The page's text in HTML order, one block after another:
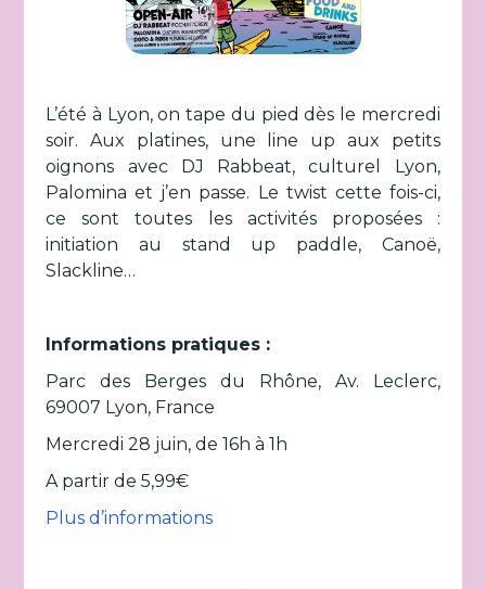
L’été à Lyon, on tape du pied dès le mercredi
soir. Aux platines, une line up aux petits
oignons avec DJ Rabbeat, culturel Lyon,
Palomina et j’en passe. Le twist cette fois-ci,
ce sont toutes les activités proposées :
initiation au stand up paddle, Canoë,
Slackline…
Informations pratiques :
Parc des Berges du Rhône, Av. Leclerc,
69007 Lyon, France
Mercredi 28 juin, de 16h à 1h
A partir de 5,99€
Plus d’informations